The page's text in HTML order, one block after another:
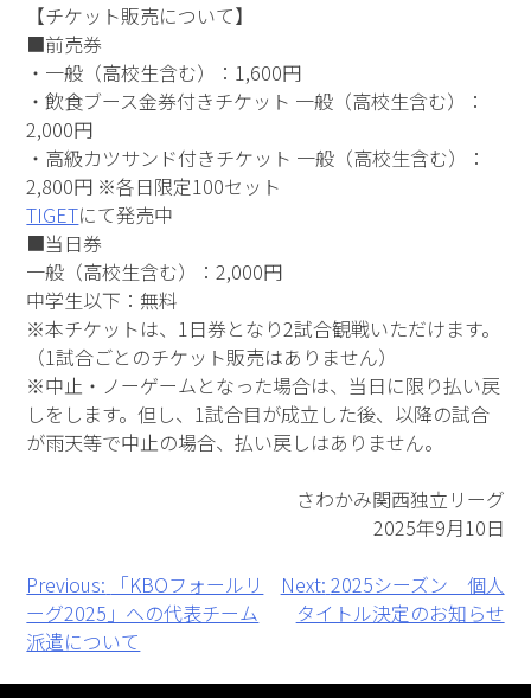
【チケット販売について】
■前売券
・一般（高校生含む）：1,600円
・飲食ブース金券付きチケット 一般（高校生含む）：
2,000円
・高級カツサンド付きチケット 一般（高校生含む）：
2,800円 ※各日限定100セット
TIGETにて発売中
■当日券
一般（高校生含む）：2,000円
中学生以下：無料
※本チケットは、1日券となり2試合観戦いただけます。
（1試合ごとのチケット販売はありません）
※中止・ノーゲームとなった場合は、当日に限り払い戻
しをします。但し、1試合目が成立した後、以降の試合
が雨天等で中止の場合、払い戻しはありません。
さわかみ関⻄独⽴リーグ
2025年9月10日
投
稿
ナ
Previous:
「KBOフォールリ
ーグ2025」への代表チーム
派遣について
Next: 2025シーズン 個人
タイトル決定のお知らせ